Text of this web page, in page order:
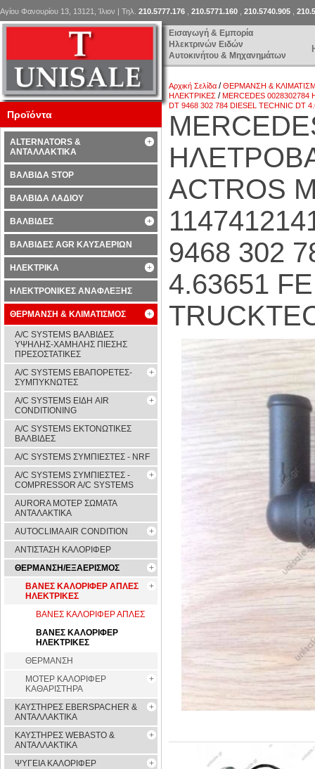
Εισαγωγή & Εμπορία
Ηλεκτρινών Ειδών
Αυτοκινήτου & Μηχανημάτων
Αγίου Φανουρίου 13, 13121, Ίλιον | Τηλ. 210.5777.176 210.5771.160 210.5740.905
Αρχική Σελίδα /ΘΕΡΜΑΝΣΗ &
ΗΛΕΚΤΡΙΚΕΣ /MERCEDES
DT 9468 302 784 DIESEL TECHNIC DT
ACTROS
9468 302
4.63651
Προϊόντα
ALTERNATORS &
ΑΝΤΑΛΛΑΚΤΙΚΑ
ΒΑΛΒΙΔΑ STOP
ΒΑΛΒΙΔΑ ΛΑΔΙΟΥ
ΒΑΛΒΙΔΕΣ
ΒΑΛΒΙΔΕΣ AGR ΚΑΥΣΑΕΡΙΩΝ
ΗΛΕΚΤΡΙΚΑ
ΗΛΕΚΤΡΟΝΙΚΕΣ ΑΝΑΦΛΕΞΗΣ
ΘΕΡΜΑΝΣΗ & ΚΛΙΜΑΤΙΣΜΟΣ
A/C SYSTEMS ΒΑΛΒΙΔΕΣ
ΥΨΗΛΗΣ-ΧΑΜΗΛΗΣ ΠΙΕΣΗΣ
ΠΡΕΣΟΣΤΑΤΙΚΕΣ
A/C SYSTEMS ΕΒΑΠΟΡΕΤΕΣ-
ΣΥΜΠYΚΝΩΤΕΣ
A/C SYSTEMS ΕΙΔΗ AIR
CONDITIONING
A/C SYSTEMS ΕΚΤΟΝΩΤΙΚΕΣ
ΒΑΛΒΙΔΕΣ
A/C SYSTEMS ΣΥΜΠΙΕΣΤΕΣ - NRF
A/C SYSTEMS ΣΥΜΠΙΕΣΤΕΣ -
COMPRESSOR A/C SYSTEMS
AURORA ΜΟΤΕΡ ΣΩΜΑΤΑ
ΑΝΤΑΛΑΚΤΙΚΑ
AUTOCLIMA AIR CONDITION
ΑΝΤΙΣΤΑΣΗ ΚΑΛΟΡΙΦΕΡ
ΘΕΡΜΑΝΣΗ/ΕΞΑΕΡΙΣΜΟΣ
ΒΑΝΕΣ ΚΑΛΟΡΙΦΕΡ ΑΠΛΕΣ
ΗΛΕΚΤΡΙΚΕΣ
ΒΑΝΕΣ ΚΑΛΟΡΙΦΕΡ ΑΠΛΕΣ
ΒΑΝΕΣ ΚΑΛΟΡΙΦΕΡ
ΗΛΕΚΤΡΙΚΕΣ
ΘΕΡΜΑΝΣΗ
ΜΟΤΕΡ ΚΑΛΟΡΙΦΕΡ
ΚΑΘΑΡΙΣΤΗΡΑ
ΚΑΥΣΤΗΡΕΣ EBERSPACHER &
ΑΝΤΑΛΛΑΚΤΙΚΑ
ΚΑΥΣΤΗΡΕΣ WEBASTO &
ΑΝΤΑΛΛΑΚΤΙΚΑ
ΨΥΓΕΙΑ ΚΑΛΟΡΙΦΕΡ